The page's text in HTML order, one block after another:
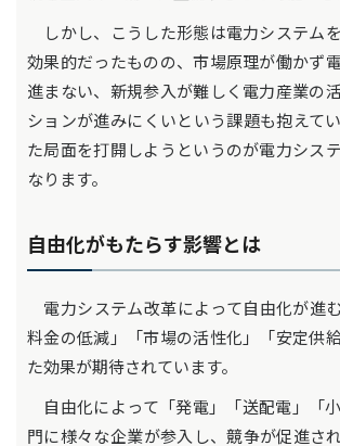
しかし、こうした形態は電力システム
効果的だったものの、市場原理が働かず
進まない、新規参入が難しく電力産業の
ションが進みにくいという課題も抱えて
た局面を打開しようというのが電力シス
なります。
自由化がもたらす影響とは
電力システム改革によって自由化が進
料金の低減」「市場の活性化」「安定供
た効果が期待されています。
自由化によって「発電」「送配電」「
門に様々な企業が参入し、競争が促進さ